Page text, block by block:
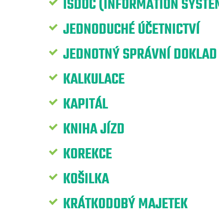
ISDOC (INFORMATION
JEDNODUCHÉ ÚČETNICTVÍ
JEDNOTNÝ SPRÁVNÍ DOKLAD
KALKULACE
KAPITÁL
KNIHA JÍZD
KOREKCE
KOŠILKA
KRÁTKODOBÝ MAJETEK